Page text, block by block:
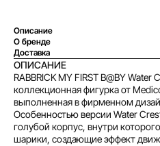
Описание
О бренде
Доставка
ОПИСАНИЕ
RABBRICK MY FIRST B@BY Water
коллекционная фигурка от
выполненная в фирменном
Особенностью версии Water
голубой корпус, внутри
шарики, создающие эффект
Оплатите сегодня
картой любого
платежами раз
Оплата
сегодня
25%
Через
2 недели
25%